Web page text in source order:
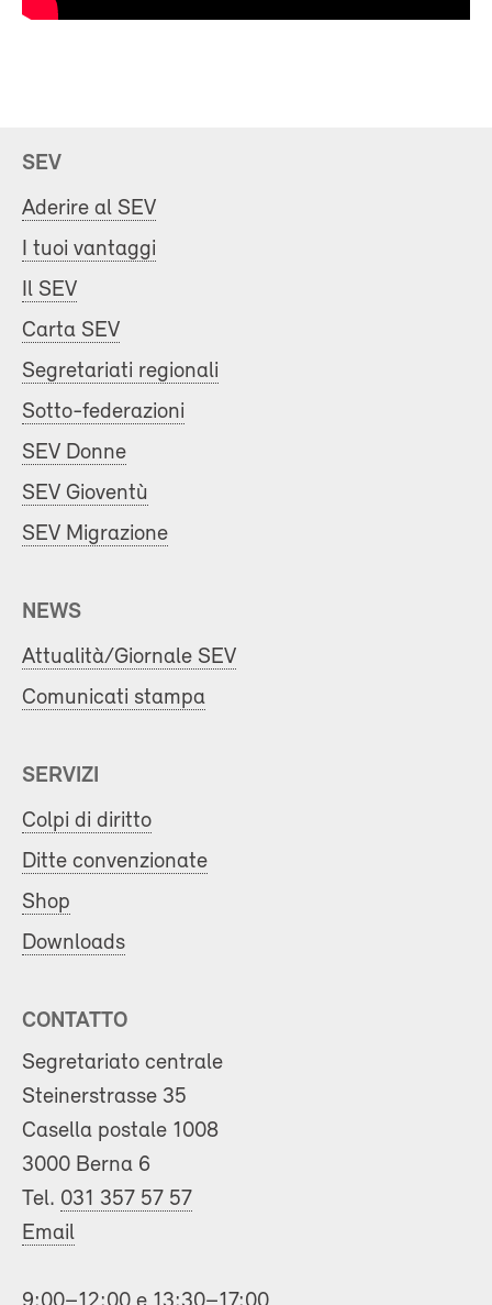
SEV
Aderire al SEV
I tuoi vantaggi
Il SEV
Carta SEV
Segretariati regionali
Sotto-federazioni
SEV Donne
SEV Gioventù
SEV Migrazione
NEWS
Attualità/Giornale SEV
Comunicati stampa
SERVIZI
Colpi di diritto
Ditte convenzionate
Shop
Downloads
CONTATTO
Segretariato centrale
Steinerstrasse 35
Casella postale 1008
3000 Berna 6
Tel. 031 357 57 57
Email